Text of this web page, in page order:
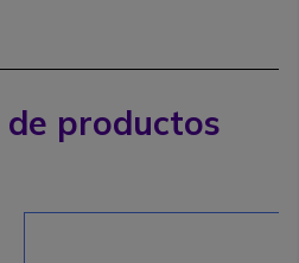
productos